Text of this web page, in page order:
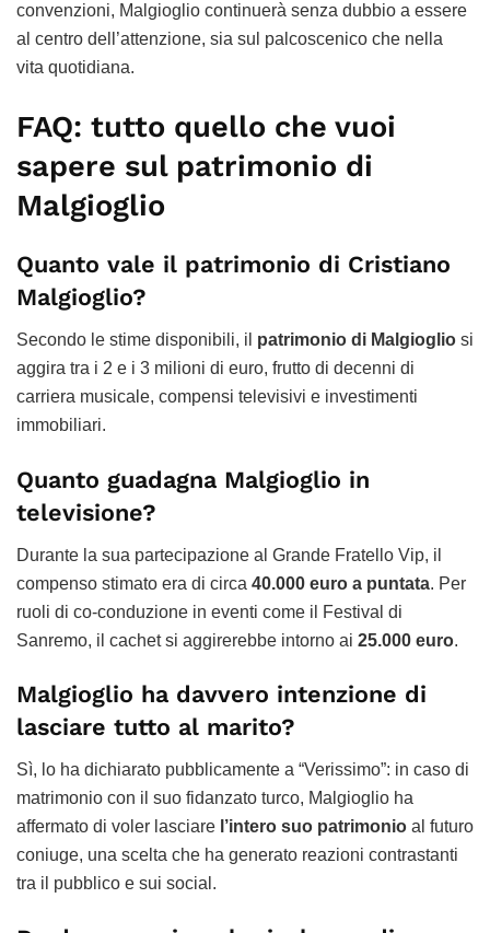
convenzioni, Malgioglio continuerà senza dubbio a essere
al centro dell’attenzione, sia sul palcoscenico che nella
vita quotidiana.
FAQ: tutto quello che vuoi
sapere sul patrimonio di
Malgioglio
Quanto vale il patrimonio di Cristiano
Malgioglio?
Secondo le stime disponibili, il patrimonio di Malgioglio si
aggira tra i 2 e i 3 milioni di euro, frutto di decenni di
carriera musicale, compensi televisivi e investimenti
immobiliari.
Quanto guadagna Malgioglio in
televisione?
Durante la sua partecipazione al Grande Fratello Vip, il
compenso stimato era di circa 40.000 euro a puntata. Per
ruoli di co-conduzione in eventi come il Festival di
Sanremo, il cachet si aggirerebbe intorno ai 25.000 euro.
Malgioglio ha davvero intenzione di
lasciare tutto al marito?
Sì, lo ha dichiarato pubblicamente a “Verissimo”: in caso di
matrimonio con il suo fidanzato turco, Malgioglio ha
affermato di voler lasciare l’intero suo patrimonio al futuro
coniuge, una scelta che ha generato reazioni contrastanti
tra il pubblico e sui social.